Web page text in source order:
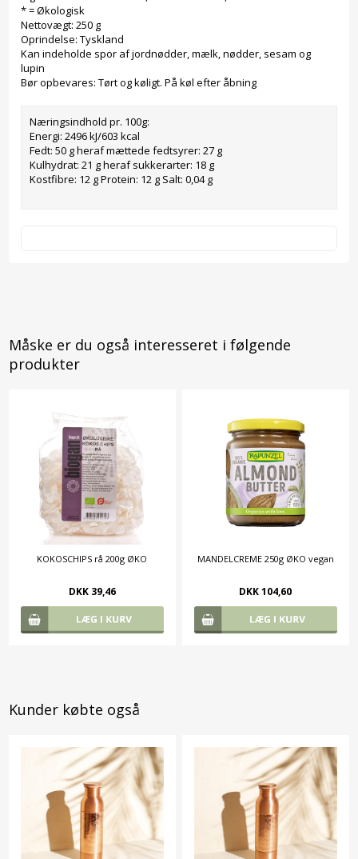
* = Økologisk
Nettovægt: 250 g
Oprindelse: Tyskland
Kan indeholde spor af jordnødder, mælk, nødder, sesam og
lupin
Bør opbevares: Tørt og køligt. På køl efter åbning
Næringsindhold pr. 100g:
Energi: 2496 kJ/603 kcal
Fedt: 50 g heraf mættede fedtsyrer: 27 g
Kulhydrat: 21 g heraf sukkerarter: 18 g
Kostfibre: 12 g Protein: 12 g Salt: 0,04 g
Måske er du også interesseret i følgende
produkter
KOKOSCHIPS rå 200g ØKO
DKK 39,46
MANDELCREME 250g ØKO vegan
DKK 104,60
Kunder købte også